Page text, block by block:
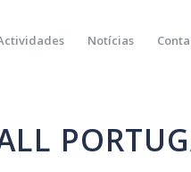
Notícias